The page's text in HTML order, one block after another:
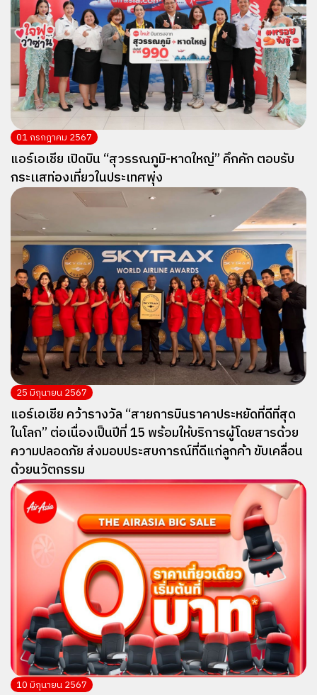
01 กรกฎาคม 2567
แอร์เอเชีย เปิดบิน “สุวรรณภูมิ-หาดใหญ่” คึกคัก ตอบรับ
กระเเสท่องเที่ยวในประเทศพุ่ง
25 มิถุนายน 2567
แอร์เอเชีย คว้ารางวัล “สายการบินราคาประหยัดที่ดีที่สุด
ในโลก” ต่อเนื่องเป็นปีที่ 15 พร้อมให้บริการผู้โดยสารด้วย
ความปลอดภัย ส่งมอบประสบการณ์ที่ดีแก่ลูกค้า ขับเคลื่อน
ด้วยนวัตกรรม
10 มิถุนายน 2567